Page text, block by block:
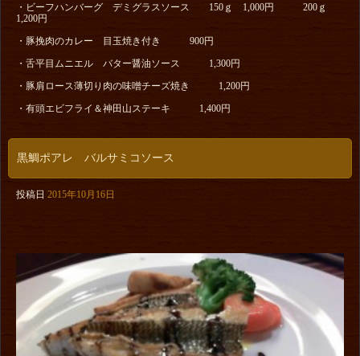
・ビーフハンバーグ デミグラスソース 150ｇ 1,000円 200ｇ
1,200円
・豚挽肉のカレー 目玉焼き付き 900円
・舌平目ムニエル バター醤油ソース 1,300円
・豚肩ロース薄切り肉の味噌チーズ焼き 1,200円
・有頭エビフライ＆神田山ステーキ 1,400円
黒鯛ポアレ バルサミコソース
投稿日 2015年10月16日